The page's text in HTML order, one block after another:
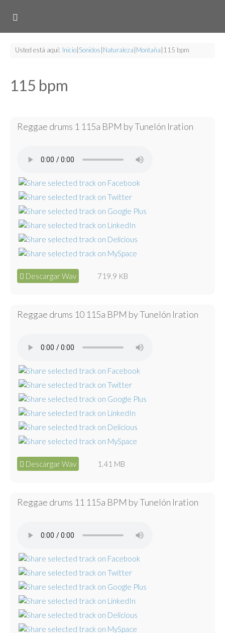
Usted está aquí: Inicio Sonidos Naturaleza Montaña 115 bpm
115 bpm
Reggae drums 1 115a BPM by Tunelón Iration
Descargar Wav 719.9 KB
Reggae drums 10 115a BPM by Tunelón Iration
Descargar Wav 1.41 MB
Reggae drums 11 115a BPM by Tunelón Iration